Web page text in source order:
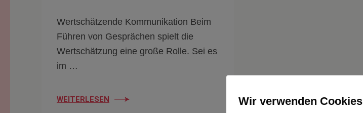
Wertschätzende Kommunikation Beim
Führen von Gesprächen spielt die
Wertschätzung eine große Rolle. Sei es
im …
WEITERLESEN Wir verwenden Cookies